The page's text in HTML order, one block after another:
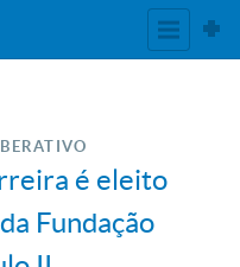
é eleito
Fundação